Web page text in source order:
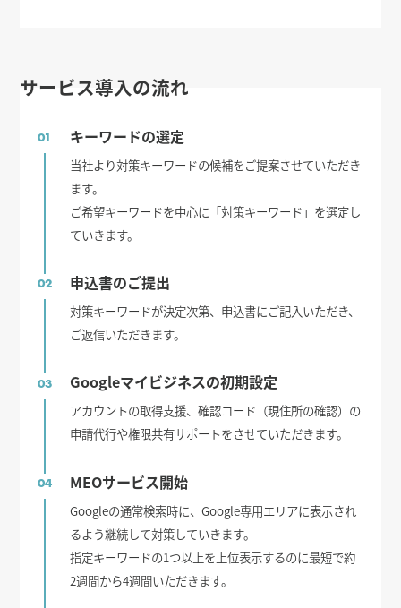
サービス導入の流れ
01 キーワードの選定
当社より対策キーワードの候補をご提案させていただき
ます。
ご希望キーワードを中心に「対策キーワード」を選定し
ていきます。
02 申込書のご提出
対策キーワードが決定次第、申込書にご記入いただき、
ご返信いただきます。
03 Googleマイビジネスの初期設定
アカウントの取得支援、確認コード（現住所の確認）の
申請代行や権限共有サポートをさせていただきます。
04 MEOサービス開始
Googleの通常検索時に、Google専用エリアに表示され
るよう継続して対策していきます。
指定キーワードの1つ以上を上位表示するのに最短で約
2週間から4週間いただきます。